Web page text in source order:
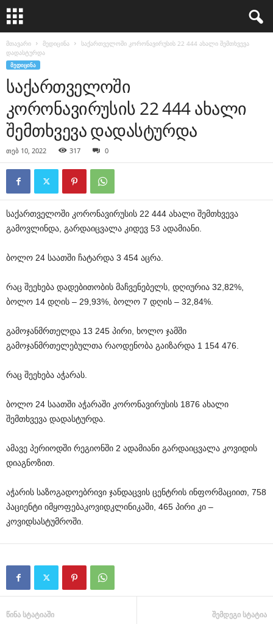
მთავარი მედიცინა
საქართველოში კორონავირუსის 22 444 ახალი შემთხვევა
დადასტურდა
ᲛᲔᲓᲘᲪᲘᲜᲐ
საქართველოში
კორონავირუსის 22 444 ახალი
შემთხვევა დადასტურდა
თებ 10, 2022 317 0
საქართველოში კორონავირუსის 22 444 ახალი შემთხვევა
გამოვლინდა გარდაიცვალა კიდევ 53 ადამიანი
ბოლო 24 საათში ჩატარდა 3 454 აცრა
რაც შეეხება დადებითობის მაჩვენებელს დღიურია 32,82%,
ბოლო 14 დღის – 29,93%, ბოლო 7 დღის – 32,84%.
გამოჯანმრთელდა 13 245 პირი ხოლო ჯამში
გამოჯანმრთელებულთა რაოდენობა გაიზარდა 1 154 476.
რაც შეეხება აჭარას
ბოლო 24 საათში აჭარაში კორონავირუსის 1876 ახალი
შემთხვევა დადასტურდა
ამავე პერიოდში რეგიონში 2 ადამიანი გარდაიცვალა კოვიდის
დიაგნოზით
აჭარის საზოგადოებრივი ჯანდაცვის ცენტრის ინფორმაციით , 758
პაციენტი იმყოფებაკოვიდკლინიკაში , 465 პირი კი –
კოვიდსასტუმროში
წინა სტატიაში შემდეგი სტატია